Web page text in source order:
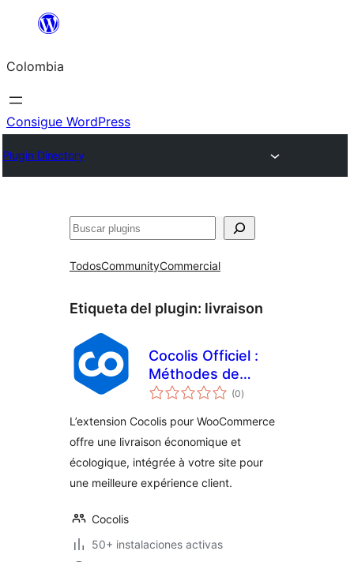
Saltar
contenido
Colombia
Consigue WordPress
Plugin Directory
Buscar
TodosCommunityCommercial
Etiqueta del plugin: livraison
Cocolis Officiel :
Méthodes de
livraison pour
(0total
de
)
L’extension Cocolis pour WooCommerce
offre une livraison économique et
écologique, intégrée à votre site pour
une meilleure expérience client.
Cocolis
50+ instalaciones activas